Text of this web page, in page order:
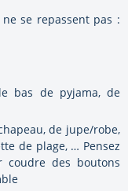
se repassent pas :
bas de pyjama, de
de jupe/robe,
de plage, … Pensez
des boutons